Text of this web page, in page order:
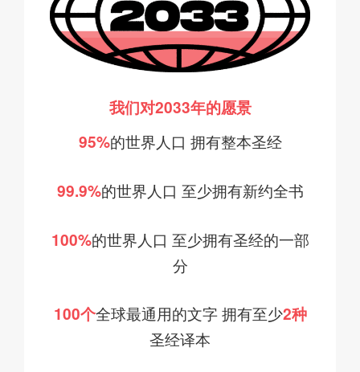
我们对2033年的愿景
95%的世界人口 拥有整本圣经
99.9%的世界人口 至少拥有新约全书
100%的世界人口 至少拥有圣经的一部
分
100个全球最通用的文字 拥有至少2种
圣经译本